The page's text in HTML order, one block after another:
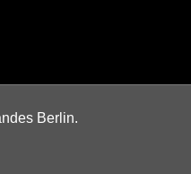
Berlin.